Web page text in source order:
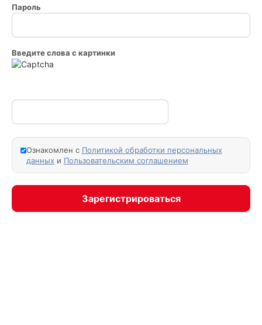
Пароль
Введите слова с картинки
Ознакомлен с Политикой обработки персональных
данных и Пользовательским соглашением